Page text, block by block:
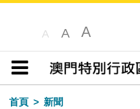
A A A
目錄
首頁
新聞